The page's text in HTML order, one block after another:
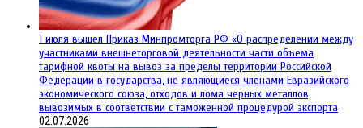
1 июля вышел Приказ Минпромторга РФ «О распределении между
участниками внешнеторговой деятельности части объема
тарифной квоты на вывоз за пределы территории Российской
Федерации в государства, не являющиеся членами Евразийского
экономического союза, отходов и лома черных металлов,
вывозимых в соответствии с таможенной процедурой экспорта
02.07.2026